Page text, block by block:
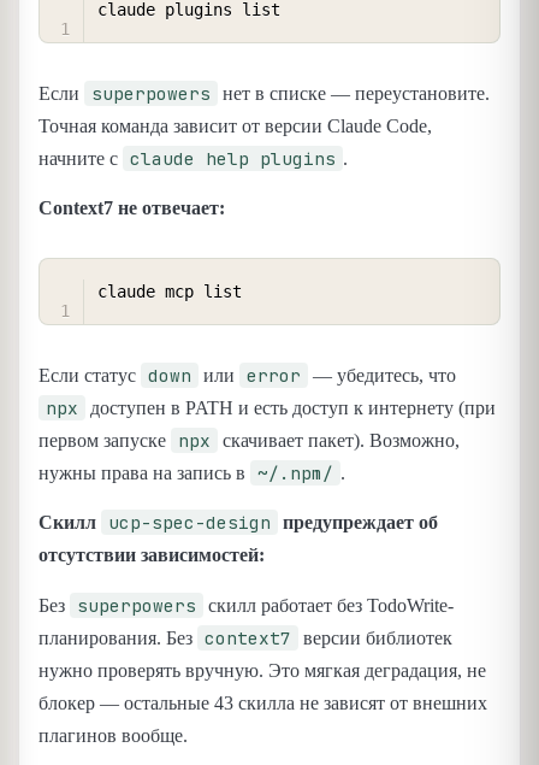
Если superpowers
нет в списке — переустановите.
Точная команда зависит от версии Claude Code,
начните с claude help plugins .
Context7 не отвечает:
Если статус down или error — убедитесь, что
npx
доступен в PATH и есть доступ к интернету (при
первом запуске
npx
скачивает пакет). Возможно,
нужны права на запись в
~/.npm/ .
Скилл ucp-spec-design
предупреждает об
отсутствии зависимостей:
Без superpowers
скилл работает без TodoWrite-
планирования. Без context7
версии библиотек
нужно проверять вручную. Это мягкая деградация, не
блокер — остальные 43 скилла не зависят от внешних
плагинов вообще.